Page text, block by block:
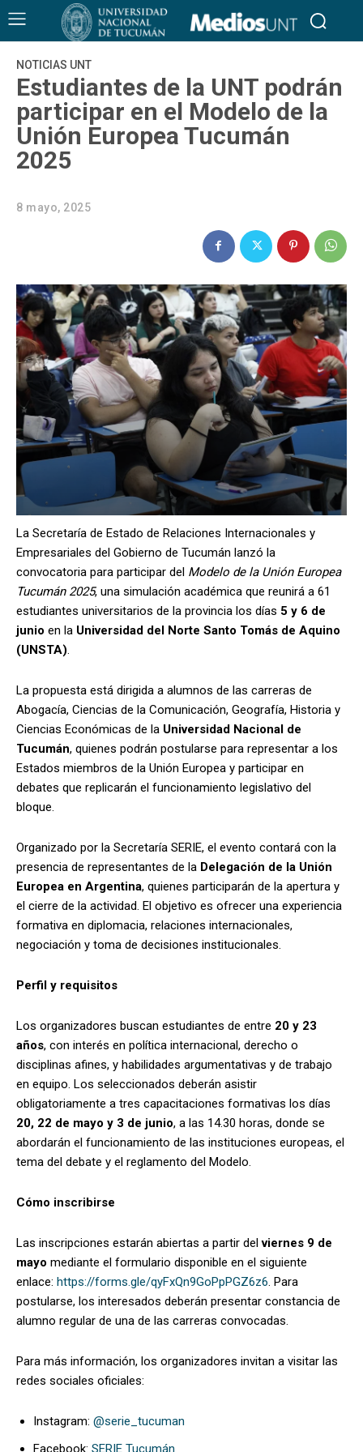
NOTICIAS UNT
Estudiantes de la UNT podrán
participar en el Modelo de la
Unión Europea Tucumán
2025
8 mayo, 2025
La Secretaría de Estado de Relaciones Internacionales y
Empresariales del Gobierno de Tucumán lanzó la
convocatoria para participar del Modelo de la Unión Europea
Tucumán 2025, una simulación académica que reunirá a 61
estudiantes universitarios de la provincia los días 5 y 6 de
junio en la Universidad del Norte Santo Tomás de Aquino
(UNSTA).
La propuesta está dirigida a alumnos de las carreras de
Abogacía, Ciencias de la Comunicación, Geografía, Historia y
Ciencias Económicas de la Universidad Nacional de
Tucumán, quienes podrán postularse para representar a los
Estados miembros de la Unión Europea y participar en
debates que replicarán el funcionamiento legislativo del
bloque.
Organizado por la Secretaría SERIE, el evento contará con la
presencia de representantes de la Delegación de la Unión
Europea en Argentina, quienes participarán de la apertura y
el cierre de la actividad. El objetivo es ofrecer una experiencia
formativa en diplomacia, relaciones internacionales,
negociación y toma de decisiones institucionales.
Perfil y requisitos
Los organizadores buscan estudiantes de entre 20 y 23
años, con interés en política internacional, derecho o
disciplinas afines, y habilidades argumentativas y de trabajo
en equipo. Los seleccionados deberán asistir
obligatoriamente a tres capacitaciones formativas los días
20, 22 de mayo y 3 de junio, a las 14.30 horas, donde se
abordarán el funcionamiento de las instituciones europeas, el
tema del debate y el reglamento del Modelo.
Cómo inscribirse
Las inscripciones estarán abiertas a partir delviernes 9 de
mayo mediante el formulario disponible en el siguiente
enlace: https://forms.gle/qyFxQn9GoPpPGZ6z6. Para
postularse, los interesados deberán presentar constancia de
alumno regular de una de las carreras convocadas.
Para más información, los organizadores invitan a visitar las
redes sociales oficiales:
Instagram: @serie_tucuman
Facebook: SERIE Tucumán